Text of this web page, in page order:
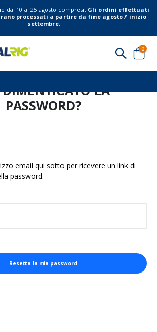
dal 10 al 25 agosto compresi. Gli ordini effettuati
processati a partire da fine agosto / inizio
settembre.
Cart
0
LA
PASSWORD?
email qui sotto per ricevere un link di
password.
Resetta la mia password